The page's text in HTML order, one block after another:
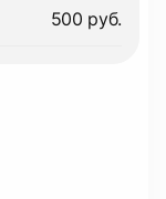
500 руб.